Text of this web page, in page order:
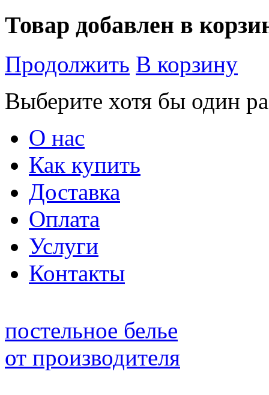
Товар добавлен в
Продолжить В корзину
Выберите хотя бы один
О нас
Как купить
Доставка
Оплата
Услуги
Контакты
постельное белье
от производителя